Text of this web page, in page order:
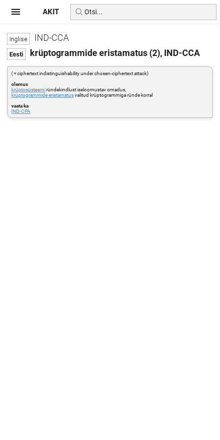
IND-CCA
krüptogrammide eristamatus (2), IND-CCA
( = ciphertext indistinguishability under chosen-ciphertext attack)
olemus
krüptosüsteemiründekindlust iseloomustav omadus,
krüptogrammide eristamatusvalitud krüptogrammiga ründe korral
vaata ka
IND-CPA
AKIT